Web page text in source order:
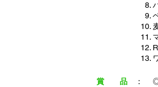
賞 品 ：